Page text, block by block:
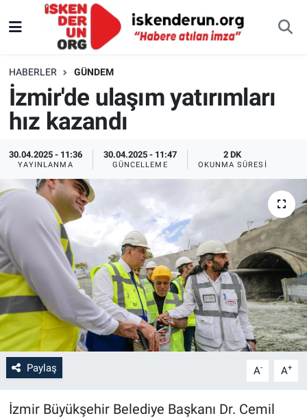
HABERLER GÜNDEM
İzmir'de ulaşım yatırımları
hız kazandı
30.04.2025 - 11:36
YAYINLANMA
30.04.2025 - 11:47
GÜNCELLEME
2 DK
OKUNMA SÜRESI
Paylaş A- A+
İzmir Büyükşehir Belediye Başkanı Dr. Cemil